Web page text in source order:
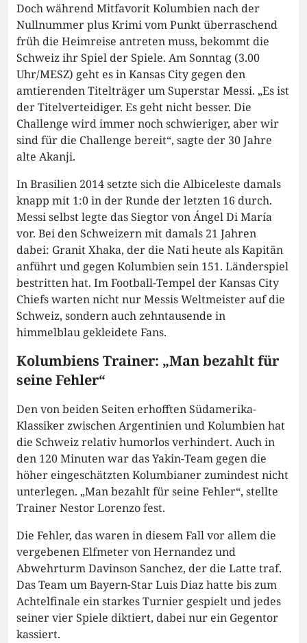
Doch während Mitfavorit Kolumbien nach der
Nullnummer plus Krimi vom Punkt überraschend
früh die Heimreise antreten muss, bekommt die
Schweiz ihr Spiel der Spiele. Am Sonntag (3.00
Uhr/MESZ) geht es in Kansas City gegen den
amtierenden Titelträger um Superstar Messi. „Es ist
der Titelverteidiger. Es geht nicht besser. Die
Challenge wird immer noch schwieriger, aber wir
sind für die Challenge bereit“, sagte der 30 Jahre
alte Akanji.
In Brasilien 2014 setzte sich die Albiceleste damals
knapp mit 1:0 in der Runde der letzten 16 durch.
Messi selbst legte das Siegtor von Ángel Di María
vor. Bei den Schweizern mit damals 21 Jahren
dabei: Granit Xhaka, der die Nati heute als Kapitän
anführt und gegen Kolumbien sein 151. Länderspiel
bestritten hat. Im Football-Tempel der Kansas City
Chiefs warten nicht nur Messis Weltmeister auf die
Schweiz, sondern auch zehntausende in
himmelblau gekleidete Fans.
Kolumbiens Trainer: „Man bezahlt für
seine Fehler“
Den von beiden Seiten erhofften Südamerika-
Klassiker zwischen Argentinien und Kolumbien hat
die Schweiz relativ humorlos verhindert. Auch in
den 120 Minuten war das Yakin-Team gegen die
höher eingeschätzten Kolumbianer zumindest nicht
unterlegen. „Man bezahlt für seine Fehler“, stellte
Trainer Nestor Lorenzo fest.
Die Fehler, das waren in diesem Fall vor allem die
vergebenen Elfmeter von Hernandez und
Abwehrturm Davinson Sanchez, der die Latte traf.
Das Team um Bayern-Star Luis Diaz hatte bis zum
Achtelfinale ein starkes Turnier gespielt und jedes
seiner vier Spiele diktiert, dabei nur ein Gegentor
kassiert.